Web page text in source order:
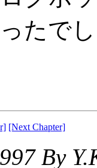
たで
[Next Chapter]
By